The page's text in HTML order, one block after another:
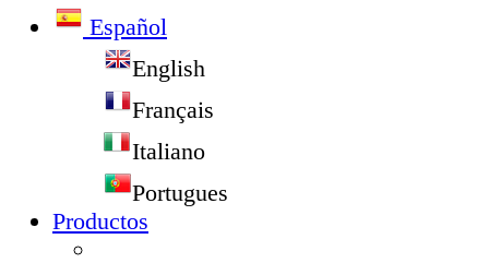
Español
English
Français
Italiano
Portugues
Productos